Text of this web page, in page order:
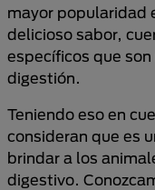
mayor popularidad
delicioso sabor,
específicos que
digestión.
Teniendo eso en
consideran que es
brindar a los
digestivo.